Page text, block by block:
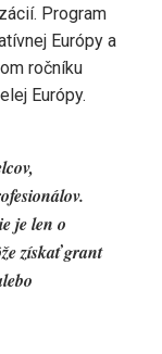
Program
Európy a
ročníku
Európy.
je len o
získať grant